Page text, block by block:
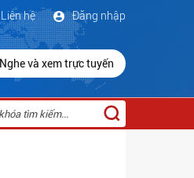
Đăng nhập
Liên hệ
Nghe và xem trực tuyến